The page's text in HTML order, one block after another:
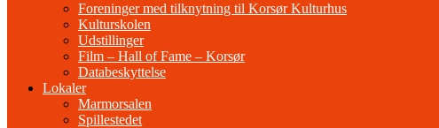
Foreninger med tilknytning til Korsør Kulturhus
Kulturskolen
Udstillinger
Film – Hall of Fame – Korsør
Databeskyttelse
Lokaler
Marmorsalen
Spillestedet